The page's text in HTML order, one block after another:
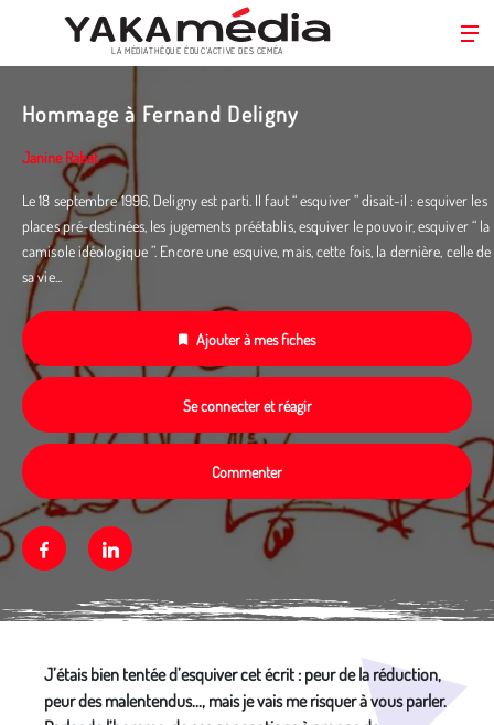
principal
LA MÉDIATHÈQUE ÉDUC’ACTIVE DES CEMÉA
Hommage à Fernand Deligny
Janine Rabat
Le 18 septembre 1996, Deligny est parti. Il faut “ esquiver ” disait-il : esquiver les
places pré-destinées, les jugements préétablis, esquiver le pouvoir, esquiver “ la
camisole idéologique ”. Encore une esquive, mais, cette fois, la dernière, celle de
sa vie...
Ajouter à mes fiches
Se connecter et réagir
Commenter
FacebookLinkedin
J’étais bien tentée d’esquiver cet écrit : peur de la réduction,
peur des malentendus..., mais je vais me risquer à vous parler.